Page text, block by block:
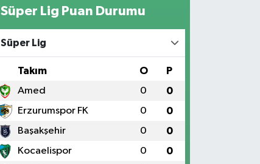
Süper Lig Puan Durumu
Süper Lig
Takım O P
Amed 0 0
Erzurumspor FK 0 0
Başakşehir 0 0
Kocaelispor 0 0